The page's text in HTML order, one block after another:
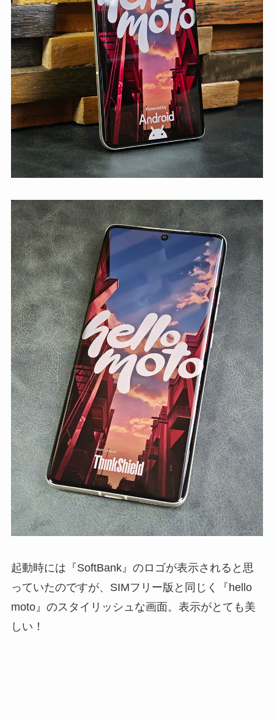
起動時には『SoftBank』のロゴが表示されると思
っていたのですが、SIMフリー版と同じく『hello
moto』のスタイリッシュな画面。表示がとても美
しい！